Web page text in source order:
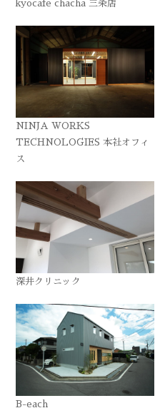
kyocafe chacha 三条店
NINJA WORKS
TECHNOLOGIES 本社オフィ
ス
深井クリニック
B-each